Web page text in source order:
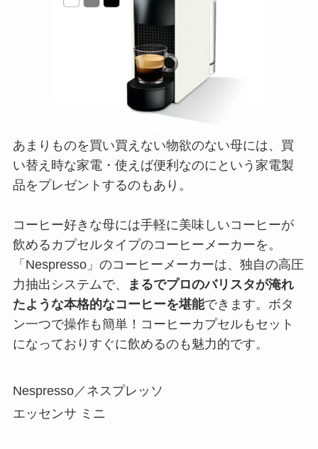
あまりものを買い買えない物欲のない母には、買
い替え時な家電・使えば便利なのにという家電製
品をプレゼントするのもあり。
コーヒー好きな母には手軽に美味しいコーヒーが
飲めるカプセルタイプのコーヒーメーカーを。
「Nespresso」のコーヒーメーカーは、独自の高圧
力抽出システムで、
まるでプロのバリスタが淹れ
たような本格的なコーヒーを堪能できます。ボタ
ン一つで操作も簡単！コーヒーカプセルもセット
になっておりすぐに飲めるのも魅力的です。
Nespresso／ネスプレッソ
エッセンサ ミニ